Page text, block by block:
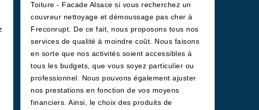
Toiture - Facade Alsace si vous recherchez un
couvreur nettoyage et démoussage pas cher à
Freconrupt. De ce fait, nous proposons tous nos
services de qualité à moindre coût. Nous faisons
en sorte que nos activités soient accessibles à
tous les budgets, que vous soyez particulier ou
professionnel. Nous pouvons également ajuster
nos prestations en fonction de vos moyens
financiers. Ainsi, le choix des produits de